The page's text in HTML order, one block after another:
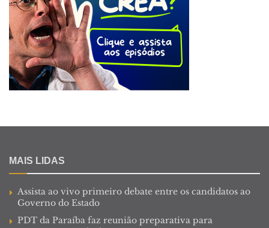
MAIS LIDAS
Assista ao vivo primeiro debate entre os candidatos ao
Governo do Estado
PDT da Paraíba faz reunião preparativa para